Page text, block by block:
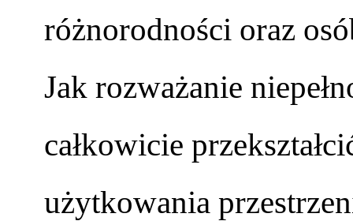
różnorodności oraz
Jak rozważanie
całkowicie
użytkowania